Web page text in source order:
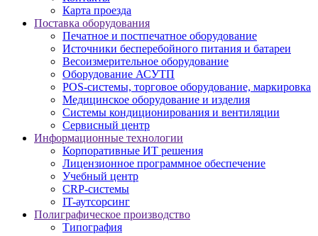
Карта проезда
Поставка оборудования
Печатное и постпечатное оборудование
Источники бесперебойного питания и батареи
Весоизмерительное оборудование
Оборудование АСУТП
POS-системы, торговое оборудование, маркировка
Медицинское оборудование и изделия
Системы кондиционирования и вентиляции
Сервисный центр
Информационные технологии
Корпоративные ИТ решения
Лицензионное программное обеспечение
Учебный центр
CRP-системы
IT-аутсорсинг
Полиграфическое производство
Типография